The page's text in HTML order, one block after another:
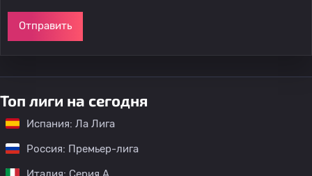
Отправить
Топ лиги на сегодня
Испания: Ла Лига
Россия: Премьер-лига